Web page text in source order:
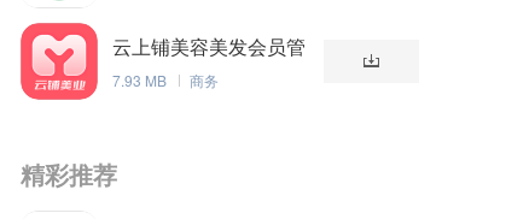
云上铺美容美发会员管
理系统
7.93 MB 商务
精彩推荐